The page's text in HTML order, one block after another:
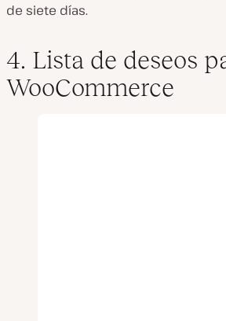
de siete días.
4. Lista de deseos
WooCommerce